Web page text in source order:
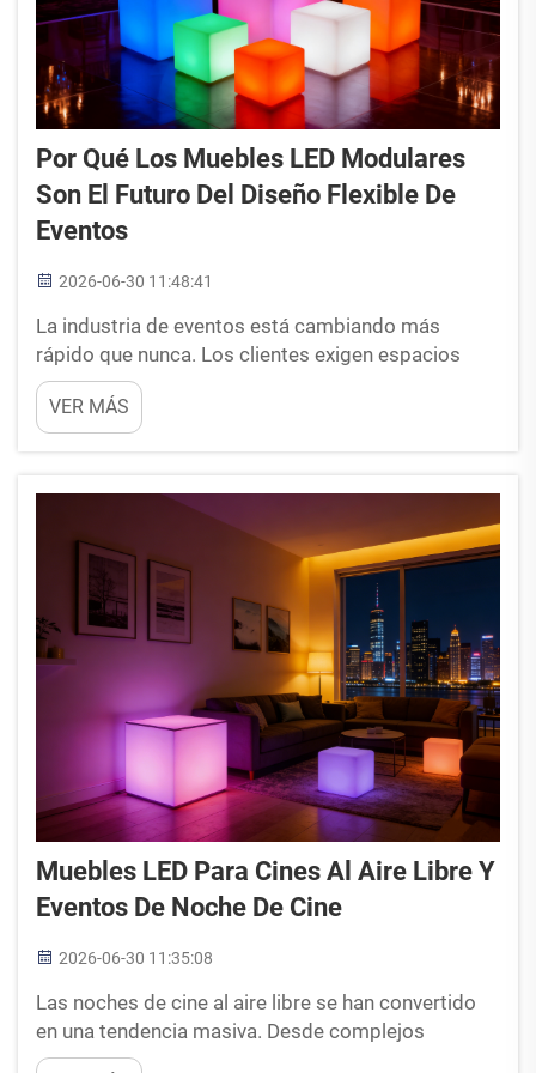
Por Qué Los Muebles LED Modulares
Son El Futuro Del Diseño Flexible De
Eventos
2026-06-30 11:48:41
La industria de eventos está cambiando más
rápido que nunca. Los clientes exigen espacios
altamente personalizados y dinámicos, y esperan
que los recintos se adapten instantáneamente a
sus necesidades específicas. Si usted es
una empresa de alquiler, comprar muebles fijos de
VER MÁS
Muebles LED Para Cines Al Aire Libre Y
Eventos De Noche De Cine
2026-06-30 11:35:08
Las noches de cine al aire libre se han convertido
en una tendencia masiva. Desde complejos
turísticos de lujo que organizan películas "para ver